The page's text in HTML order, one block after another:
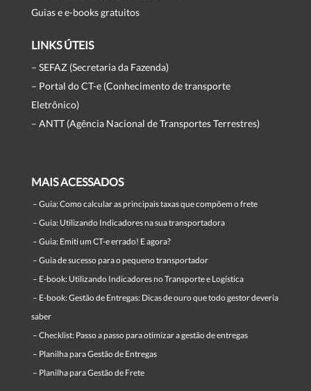
Guias e e-books gratuitos
LINKS ÚTEIS
– SEFAZ (Secretaria da Fazenda)
– Portal do CT-e (Conhecimento de transporte
Eletrônico)
– ANTT (Agência Nacional de Transportes Terrestres)
MAIS ACESSADOS
– Guia: Como calcular as principais taxas que compõem o frete
– Guia: Utilizando Indicadores na sua transportadora
– Guia: Emiti um CT-e errado! E agora?
– Guia de sucesso para o pequeno transportador
– E-book: Utilizando Indicadores no Transporte e Logística
– E-book: Gestão de Entregas: Dicas de ouro que todo gestor deveria
saber
– Checklist: Passo a passo para otimizar a gestão de entregas
– Planilha para Gestão de Entregas
– Planilha para Gestão de Frete